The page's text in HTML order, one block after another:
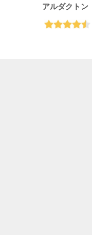
アルダクトン